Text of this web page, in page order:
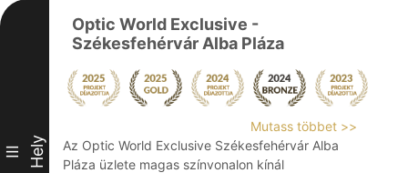
III Hely
Optic World Exclusive -
Székesfehérvár Alba Pláza
Mutass többet >>
Az Optic World Exclusive Székesfehérvár Alba
Pláza üzlete magas színvonalon kínál